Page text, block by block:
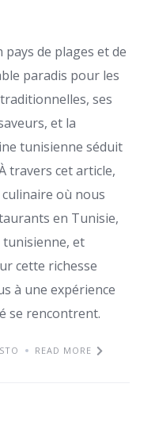
pays de plages et de
paradis pour les
ses
et la
tunisienne séduit
travers cet article,
où nous
en Tunisie,
et
cette richesse
à une expérience
se rencontrent.
READ MORE